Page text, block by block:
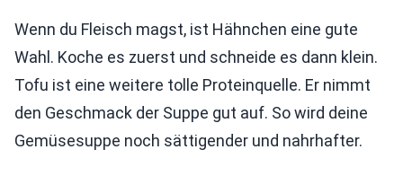
Wenn du Fleisch magst, ist Hähnchen eine gute
Wahl. Koche es zuerst und schneide es dann klein.
Tofu ist eine weitere tolle Proteinquelle. Er nimmt
den Geschmack der Suppe gut auf. So wird deine
Gemüsesuppe noch sättigender und nahrhafter.